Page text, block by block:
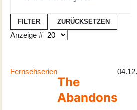
FILTER ZURÜCKSETZEN
Anzeige #
Fernsehserien
The
Abandons